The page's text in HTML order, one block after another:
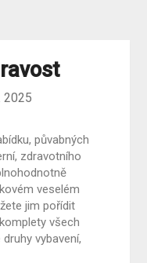
2025
půvabných
zdravotního
veselém
jim pořídit
všech
vybavení,